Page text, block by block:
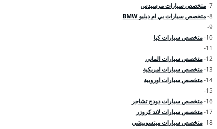
7- متخصص سيارات مرسيدس
8- متخصص سيارات بي ام دبليو BMW
9-
10- متخصص سيارات كيا
11-
12- متخصص سيارات الماني
13- متخصص سيارات امريكية
14- متخصص سيارات اوروبية
15-
16- متخصص سيارات دودج تشاجر
17- متخصص سيارات لاند كروزر
18- متخصص سيارات ميتسوبيشي